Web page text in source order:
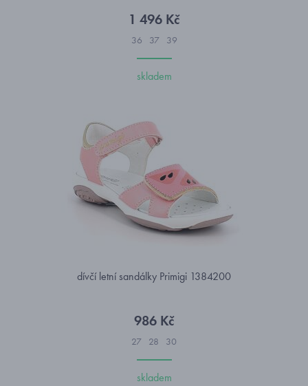
1 496 Kč
36 37 39
skladem
dívčí letní sandálky Primigi 1384200
986 Kč
27 28 30
skladem